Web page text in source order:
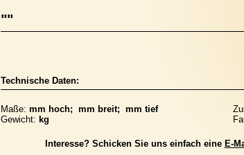
""
Technische Daten:
Maße: mm hoch; mm breit; mm tief
Gewicht: kg
Interesse? Schicken Sie uns einfach eine E-